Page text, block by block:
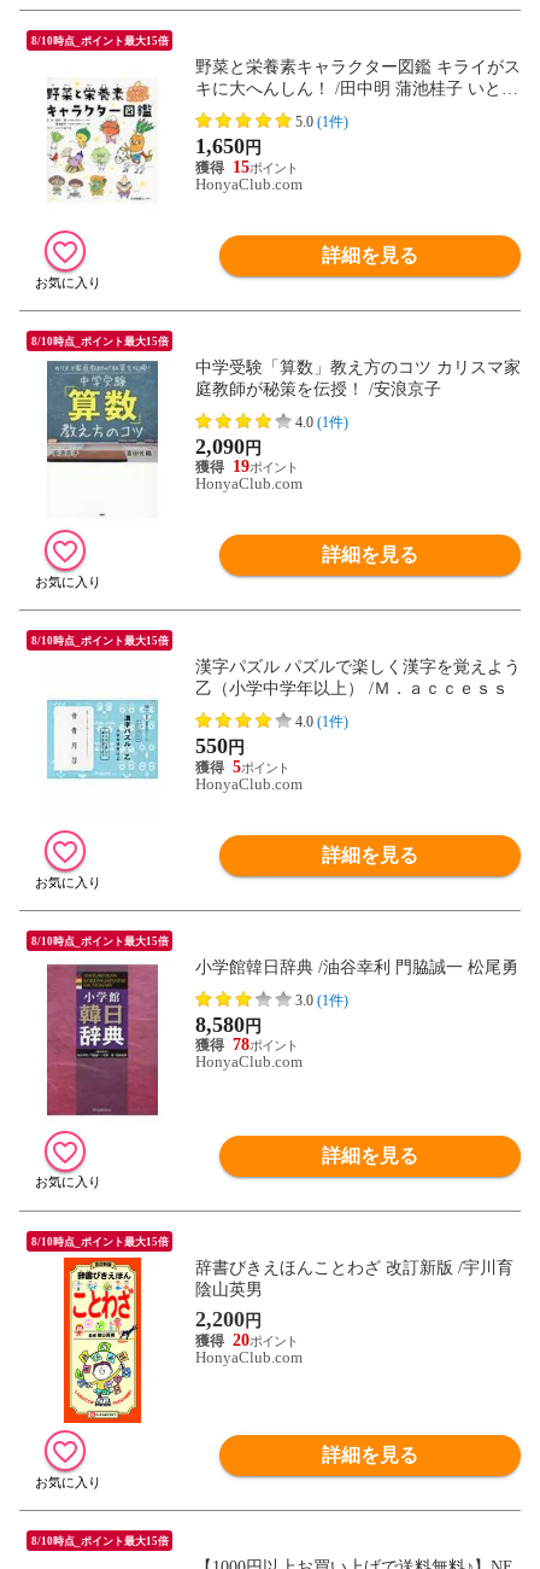
8/10時点_ポイント最大15倍
野菜と栄養素キャラクター図鑑 キライがス
キに大へんしん！ /田中明 蒲池桂子 いとう
みつる
5.0 (1件)
1,650円
15
HonyaClub.com
詳細を見る
8/10時点_ポイント最大15倍
中学受験「算数」教え方のコツ カリスマ家
庭教師が秘策を伝授！ /安浪京子
4.0 (1件)
2,090円
19
HonyaClub.com
詳細を見る
8/10時点_ポイント最大15倍
漢字パズル パズルで楽しく漢字を覚えよう
乙（小学中学年以上） /Ｍ．ａｃｃｅｓｓ
4.0 (1件)
550円
5
HonyaClub.com
詳細を見る
8/10時点_ポイント最大15倍
小学館韓日辞典 /油谷幸利 門脇誠一 松尾勇
3.0 (1件)
8,580円
78
HonyaClub.com
詳細を見る
8/10時点_ポイント最大15倍
辞書びきえほんことわざ 改訂新版 /宇川育
陰山英男
2,200円
20
HonyaClub.com
詳細を見る
8/10時点_ポイント最大15倍